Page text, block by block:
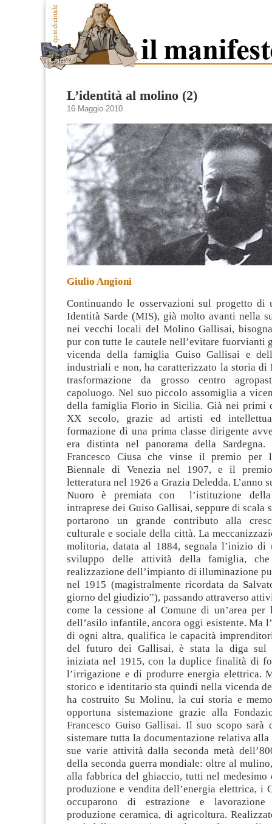
L’identità al molino (2)
16 Maggio 2010
Giulio Angioni
Continuando le osservazioni sul progetto di
Identità Sarde (MIS), già molto avanti nella
nei vecchi locali del Molino Gallisai,
pur con tutte le cautele nell’evitare fuorvianti
vicenda della famiglia Guiso Gallisai e
industriali e non, ha caratterizzato la storia di
trasformazione da grosso centro
capoluogo. Nel suo piccolo assomiglia a
della famiglia Florio in Sicilia. Già nei primi
XX secolo, grazie ad artisti ed
formazione di una prima classe dirigente
era distinta nel panorama della Sardegna.
Francesco Ciusa che vinse il premio per
Biennale di Venezia nel 1907, e il
letteratura nel 1926 a Grazia Deledda. L’anno
Nuoro è premiata con l’istituzione
intraprese dei Guiso Gallisai, seppure di scala
portarono un grande contributo alla
culturale e sociale della città. La
molitoria, datata al 1884, segnala l’inizio di
sviluppo delle attività della famiglia,
realizzazione dell’impianto di illuminazione
nel 1915 (magistralmente ricordata da
giorno del giudizio”), passando attraverso
come la cessione al Comune di un’area per
dell’asilo infantile, ancora oggi esistente. Ma
di ogni altra, qualifica le capacità
del futuro dei Gallisai, è stata la diga sul
iniziata nel 1915, con la duplice finalità di
l’irrigazione e di produrre energia elettrica.
storico e identitario sta quindi nella vicenda
ha costruito Su Molinu, la cui storia e
opportuna sistemazione grazie alla
Francesco Guiso Gallisai. Il suo scopo sarà
sistemare tutta la documentazione relativa
sue varie attività dalla seconda metà
della seconda guerra mondiale: oltre al
alla fabbrica del ghiaccio, tutti nel
produzione e vendita dell’energia elettrica, i
occuparono di estrazione e
produzione ceramica, di agricoltura.